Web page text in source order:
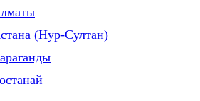
(Нур-Султан)